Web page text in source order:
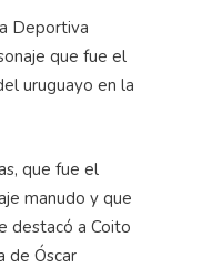
Deportiva
que fue el
uruguayo en la
que fue el
manudo y que
destacó a Coito
de Óscar